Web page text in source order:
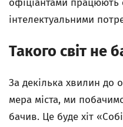
офіціантами працюють
інтелектуальними
Такого світ не
За декілька хвилин до
мера міста, ми
бачив. Це буде хіт